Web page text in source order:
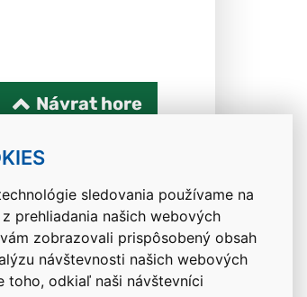
sledovania používame na
prehliadania našich webových
zobrazovali prispôsobený obsah
návštevnosti našich webových
toho, odkiaľ naši návštevníci
Návrat hore